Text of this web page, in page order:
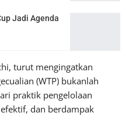
Jadi Agenda
turut mengingatkan
(WTP) bukanlah
praktik pengelolaan
dan berdampak